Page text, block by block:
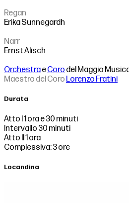
Regan
Erika Sunnegardh
Narr
Ernst Alisch
OrchestraeCoro del Maggio
Maestro del Coro Lorenzo Fratini
Durata
Atto I 1 ora e 30 minuti
Intervallo 30 minuti
Atto II 1 ora
Complessiva: 3 ore
Locandina